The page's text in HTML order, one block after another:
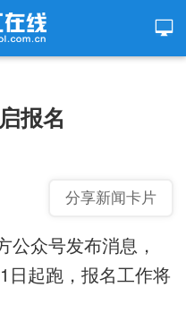
报名
分享新闻卡片
众号发布消息，
日起跑，报名工作将